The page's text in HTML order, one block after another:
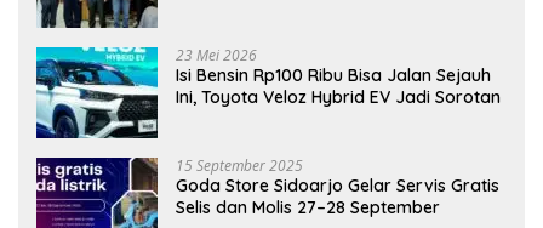
23 Mei 2026
Isi Bensin Rp100 Ribu Bisa Jalan Sejauh
Ini, Toyota Veloz Hybrid EV Jadi Sorotan
15 September 2025
Goda Store Sidoarjo Gelar Servis Gratis
Selis dan Molis 27–28 September